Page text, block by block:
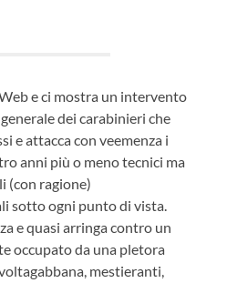
e ci mostra un intervento
dei carabinieri che
e attacca con veemenza i
anni più o meno tecnici ma
(con ragione)
sotto ogni punto di vista.
e quasi arringa contro un
occupato da una pletora
mestieranti,